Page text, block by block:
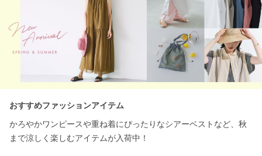
おすすめファッションアイテム
かろやかワンピースや重ね着にぴったりなシアーベストなど、秋
まで涼しく楽しむアイテムが入荷中！